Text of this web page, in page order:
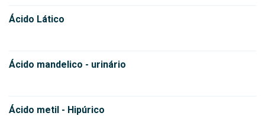
Ácido Lático
Ácido mandelico - urinário
Ácido metil - Hipúrico